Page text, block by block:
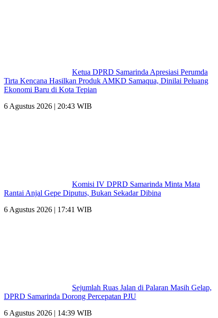
Ketua DPRD Samarinda Apresiasi Perumda
Tirta Kencana Hasilkan Produk AMKD Samaqua, Dinilai Peluang
Ekonomi Baru di Kota Tepian
6 Agustus 2026 | 20:43 WIB
Komisi IV DPRD Samarinda Minta Mata
Rantai Anjal Gepe Diputus, Bukan Sekadar Dibina
6 Agustus 2026 | 17:41 WIB
Sejumlah Ruas Jalan di Palaran Masih Gelap,
DPRD Samarinda Dorong Percepatan PJU
6 Agustus 2026 | 14:39 WIB